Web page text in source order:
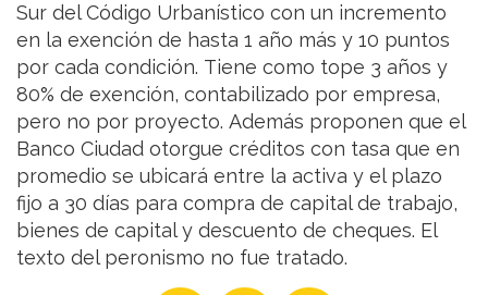
Sur del Código Urbanístico con un incremento
en la exención de hasta 1 año más y 10 puntos
por cada condición. Tiene como tope 3 años y
80% de exención, contabilizado por empresa,
pero no por proyecto. Además proponen que el
Banco Ciudad otorgue créditos con tasa que en
promedio se ubicará entre la activa y el plazo
fijo a 30 días para compra de capital de trabajo,
bienes de capital y descuento de cheques. El
texto del peronismo no fue tratado.